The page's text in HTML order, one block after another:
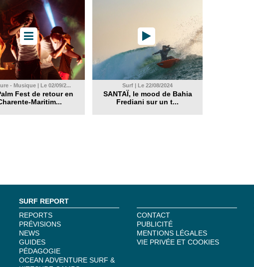
- Musique | Le 02/09/2...
Fest de retour en
Maritim...
Surf | Le 22/08/2024
SANTAÏ, le mood de Bahia
Frediani sur un t...
SURF REPORT
REPORTS
PRÉVISIONS
NEWS
GUIDES
PÉDAGOGIE
OCEAN ADVENTURE SURF &
CONTACT
PUBLICITÉ
MENTIONS LÉGALES
VIE PRIVÉE ET COOKIES